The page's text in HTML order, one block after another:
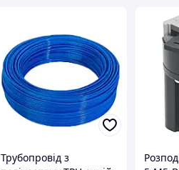
Трубопровiд з